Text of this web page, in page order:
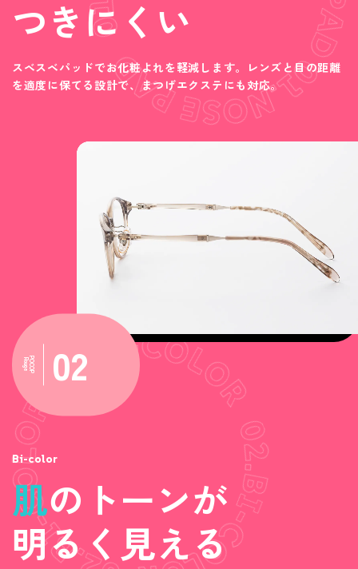
つきにくい
スベスベパッドでお化粧よれを軽減します。レンズと目の距離
を適度に保てる設計で、まつげエクステにも対応。
POCOP
Rouge 02
Bi-color
肌のトーンが
明るく見える